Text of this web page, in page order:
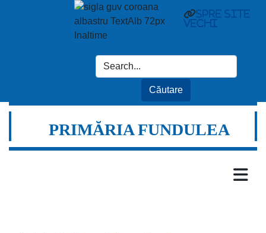
spre site
vechi
PRIMĂRIA FUNDULEA